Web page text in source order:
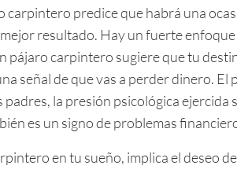
carpintero predice que habrá una
resultado. Hay un fuerte
pájaro carpintero sugiere que tu
señal de que vas a perder dinero.
la presión psicológica ejercida
es un signo de problemas
en tu sueño, implica el deseo